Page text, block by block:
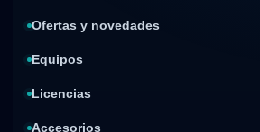
Ofertas y novedades
Equipos
Licencias
Accesorios